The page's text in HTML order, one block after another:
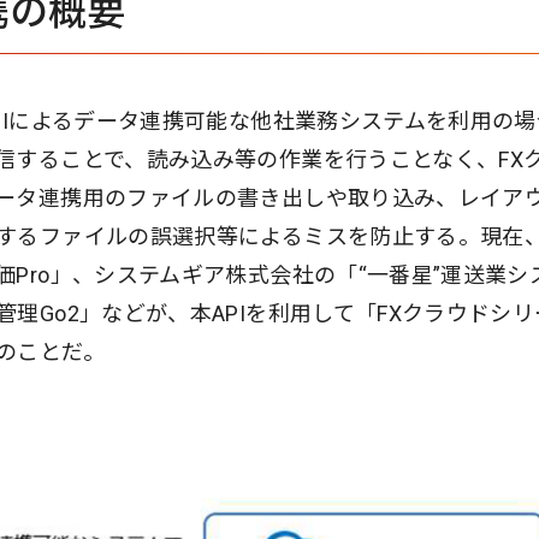
概要
よるデータ連携可能な他社業務システムを利用の
することで、読み込み等の作業を行うことなく、FX
タ連携用のファイルの書き出しや取り込み、レイア
るファイルの誤選択等によるミスを防止する。現在
」、システムギア株式会社の「“一番星”運送業シ
理Go2」などが、本APIを利用して「FXクラウドシ
ことだ。